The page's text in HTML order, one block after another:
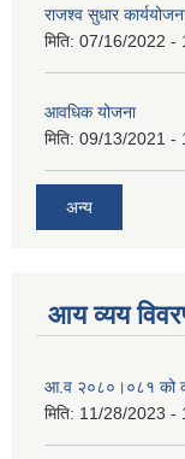
राजश्व सुधार
मिति: 07/16/2022 -
आवधिक योजना
मिति: 09/13/2021 -
अन्य
आय व्यय
आ.व २०८०।०८१ को
मिति: 11/28/2023 -